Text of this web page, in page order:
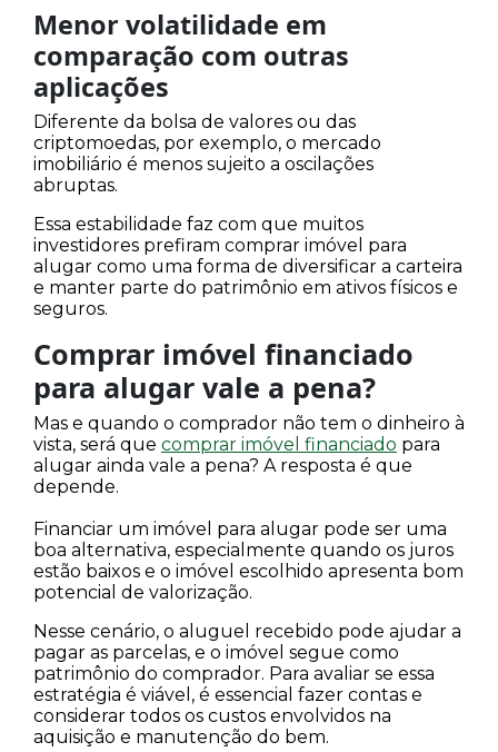
Menor volatilidade em
comparação com outras
aplicações
Diferente da bolsa de valores ou das
criptomoedas, por exemplo, o mercado
imobiliário é menos sujeito a oscilações
abruptas.
Essa estabilidade faz com que muitos
investidores prefiram comprar imóvel para
alugar como uma forma de diversificar a carteira
e manter parte do patrimônio em ativos físicos e
seguros.
Comprar imóvel financiado
para alugar vale a pena?
Mas e quando o comprador não tem o dinheiro à
vista, será que comprar imóvel financiado para
alugar ainda vale a pena? A resposta é que
depende.
Financiar um imóvel para alugar pode ser uma
boa alternativa, especialmente quando os juros
estão baixos e o imóvel escolhido apresenta bom
potencial de valorização.
Nesse cenário, o aluguel recebido pode ajudar a
pagar as parcelas, e o imóvel segue como
patrimônio do comprador. Para avaliar se essa
estratégia é viável, é essencial fazer contas e
considerar todos os custos envolvidos na
aquisição e manutenção do bem.